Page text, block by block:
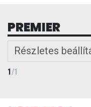
PREMIER
Részletes
1/1